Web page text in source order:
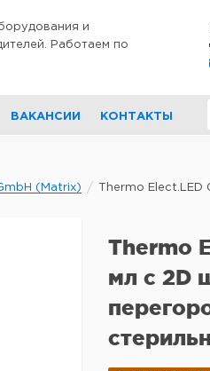
и
Работаем по
ВАКАНСИИ КОНТАКТЫ
(Matrix) Thermo Elect.LED
Thermo
мл с 2D